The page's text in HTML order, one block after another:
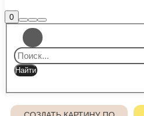
0Боковая
панель
магазина
Найти
Больше
информации
Главное
меню